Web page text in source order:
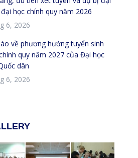
học chính quy năm 2026
6, 2026
về phương hướng tuyển sinh
quy năm 2027 của Đại học
dân
6, 2026